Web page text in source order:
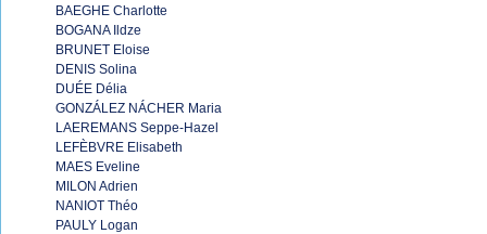
BAEGHE Charlotte
BOGANA Ildze
BRUNET Eloise
DENIS Solina
DUÉE Délia
GONZÁLEZ NÁCHER Maria
LAEREMANS Seppe-Hazel
LEFÈBVRE Elisabeth
MAES Eveline
MILON Adrien
NANIOT Théo
PAULY Logan